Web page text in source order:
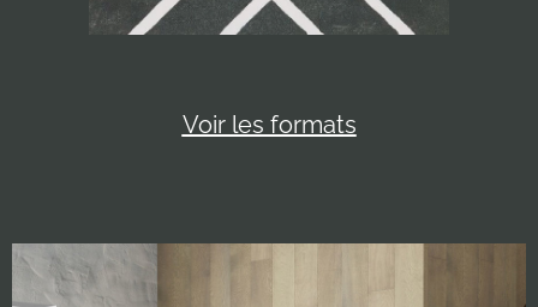
Voir les formats